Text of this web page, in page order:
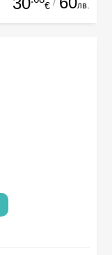
€ лв.